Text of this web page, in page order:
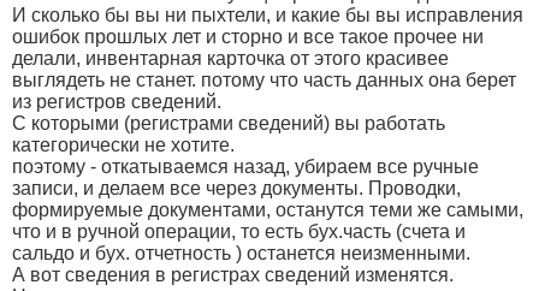
И сколько бы вы ни пыхтели, и какие бы вы исправления
ошибок прошлых лет и сторно и все такое прочее ни
делали, инвентарная карточка от этого красивее
выглядеть не станет. потому что часть данных она берет
из регистров сведений.
С которыми (регистрами сведений) вы работать
категорически не хотите.
поэтому - откатываемся назад, убираем все ручные
записи, и делаем все через документы. Проводки,
формируемые документами, останутся теми же самыми,
что и в ручной операции, то есть бух.часть (счета и
сальдо и бух. отчетность ) останется неизменными.
А вот сведения в регистрах сведений изменятся.